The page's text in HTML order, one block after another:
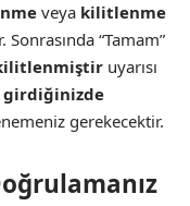
veya kilitlenme
“Tamam”
uyarısı
gerekecektir.